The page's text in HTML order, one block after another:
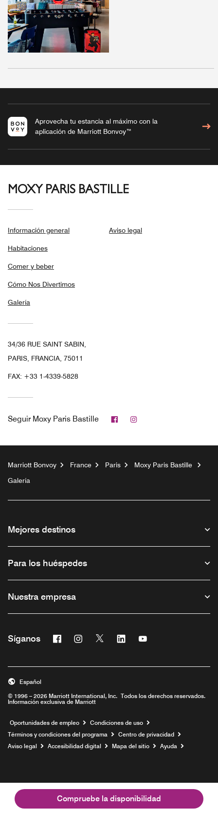
Compruebe la disponibilidad
Aprovecha tu estancia al máximo con la
aplicación de Marriott Bonvoy™
MOXY PARIS BASTILLE
Información general
Habitaciones
Comer y beber
Cómo Nos Divertimos
Galería
Aviso legal
34/36 RUE SAINT SABIN,
PARIS, FRANCIA, 75011
FAX: +33 1-4339-5828
Seguir Moxy Paris Bastille Facebook
Marriott Bonvoy France Paris
Moxy Paris Bastille
Galería
Mejores destinos
Para los huéspedes
Nuestra empresa
Síganos Facebook
Abre una ventana nueva
Instagram
Abre una ventana nueva
Twitter
Abre una ventana nueva
Linkedin
Abre una ventana nueva
Abre una ventana
© 1996 – 2026 Marriott International, Inc. Todos los derechos reservados.
Información exclusiva de Marriott
Español
Oportunidades de empleo Abre una ventana nueva
Condiciones de uso
Términos y condiciones del programa
Centro de privacidad
Aviso legal
Accesibilidad digital Mapa del sitio Ayuda